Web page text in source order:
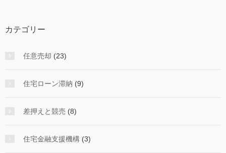
カテゴリー
任意売却 (23)
住宅ローン滞納 (9)
差押えと競売 (8)
住宅金融支援機構 (3)